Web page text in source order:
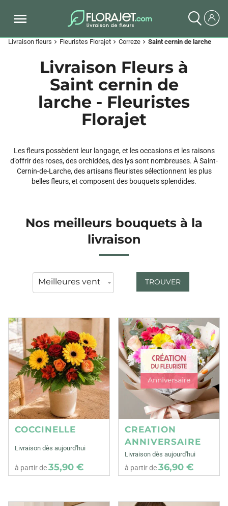
Livraison fleurs chevron_right Fleuristes Florajet chevron_right Correze chevron_right Saint cernin de larche
Livraison Fleurs à
Saint cernin de
larche - Fleuristes
Florajet
Les fleurs possèdent leur langage, et les occasions et les raisons
d’offrir des roses, des orchidées, des lys sont nombreuses. À Saint-
Cernin-de-Larche, des artisans fleuristes sélectionnent les plus
belles fleurs, et composent des bouquets splendides.
Nos meilleurs bouquets à la
livraison
TROUVER
COCCINELLE
Livraison dès aujourd'hui
à partir de35,90 €
CREATION
ANNIVERSAIRE
Livraison dès aujourd'hui
à partir de36,90 €